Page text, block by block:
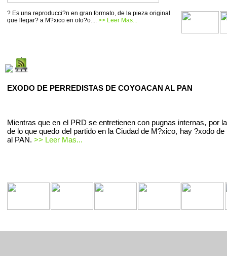
? Es una reproducci?n en gran formato, de la pieza original
que llegar? a M?xico en oto?o.... >> Leer Mas...
EXODO DE PERREDISTAS DE COYOACAN AL PAN
Mientras que en el PRD se entretienen con pugnas internas, por
de lo que quedo del partido en la Ciudad de M?xico, hay ?xodo de
al PAN. >> Leer Mas...